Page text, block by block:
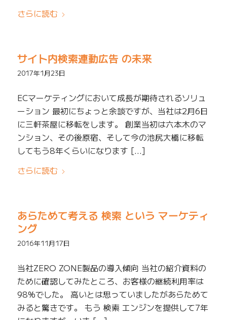
さらに読む
サイト内検索連動広告 の未来
2017年1月23日
ECマーケティングにおいて成長が期待されるソリュ
ーション 最初にちょっと余談ですが、当社は2月6日
に三軒茶屋に移転をします。 創業当初は六本木のマ
ンション、その後原宿、そして今の池尻大橋に移転
してもう8年くらいになります […]
さらに読む
あらためて考える 検索 という マーケティ
ング
2016年11月17日
当社ZERO ZONE製品の導入傾向 当社の紹介資料の
ために確認してみたところ、お客様の継続利用率は
98%でした。 高いとは思っていましたがあらためて
みると驚きです。 もう 検索 エンジンを提供して7年